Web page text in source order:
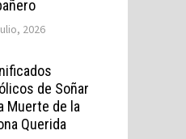
2026
de Soñar
Muerte de la
Querida